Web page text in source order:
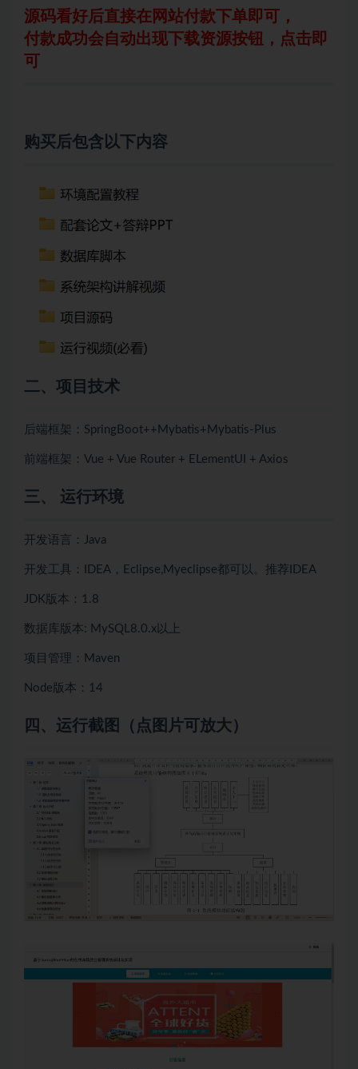
源码看好后直接在网站付款下单即可，
付款成功会自动出现下载资源按钮，点击即
可
购买后包含以下内容
二、项目技术
后端框架：SpringBoot++ Mybatis+ Mybatis-Plus
前端框架：Vue + Vue Router + ELementUI + Axios
三、 运行环境
开发语言：Java
开发工具：IDEA，Eclipse,Myeclipse都可以。推荐IDEA
JDK版本：1.8
数据库版本: MySQL8.0.x以上
项目管理：Maven
Node版本：14
四、 运行截图（点图片可放大）